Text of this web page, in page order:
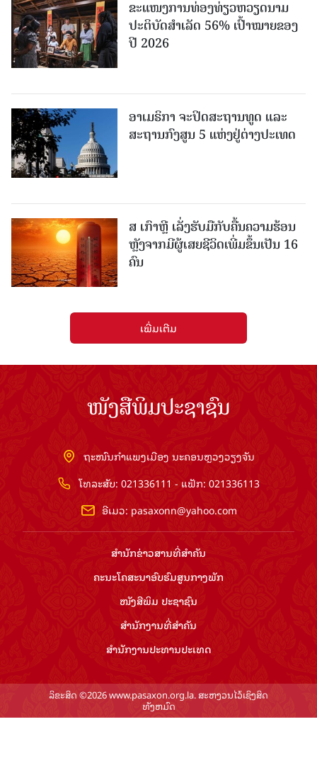
ຂະ​ແໜງ​ການ​ທ່ອງ​ທ່ຽວຫວຽດນາມ ​
ປະ​ຕິ​ບັດ​ສຳ​ເລັດ 56% ເປົ້າ​ໝາຍຂອງ
ປີ 2026
ອາເມຣິກາ ຈະປິດສະຖານທູດ ແ​ລະ
ສະຖານກົງສູນ 5 ແຫ່ງ​ຢູ່​ຕ່າງ​ປະ​ເທດ
ສ ເກົາຫຼີ ເລັ່ງຮັບມືກັບຄື້ນຄວາມຮ້ອນ
ຫຼັງຈາກມີຜູ້ເສຍຊີວິດເພີ່ມຂຶ້ນເປັນ 16
ຄົນ
ເພີ່ມເຕີມ
ໜັງສືພິມປະຊາຊົນ
ຖະໜົນກຳແພງເມືອງ ນະຄອນຫຼວງວຽງຈັນ
ໂທລະສັບ: 021336111 - ແຟັກ: 021336113
ອີເມວ: pasaxonn@yahoo.com
ສຳ​ນັກ​ຂ່າວ​ສານ​ທີ່​ສຳ​ຄັນ​
ຄະນະໂຄສະນາອົບຮົມ​ສູນ​ກາງ​ພັກ
ໜັງສືພິມ ປະ​ຊາ​ຊົນ
ສຳ​ນັກ​ງານ​ທີ່​ສຳ​ຄັນ
ສຳ​ນັກ​ງານ​ປະ​ທານ​ປະ​ເທດ
ລິຂະສິດ ©2026 www.pasaxon.org.la. ສະຫງວນໄວ້ເຊິງສິດ
ທັງຫມົດ